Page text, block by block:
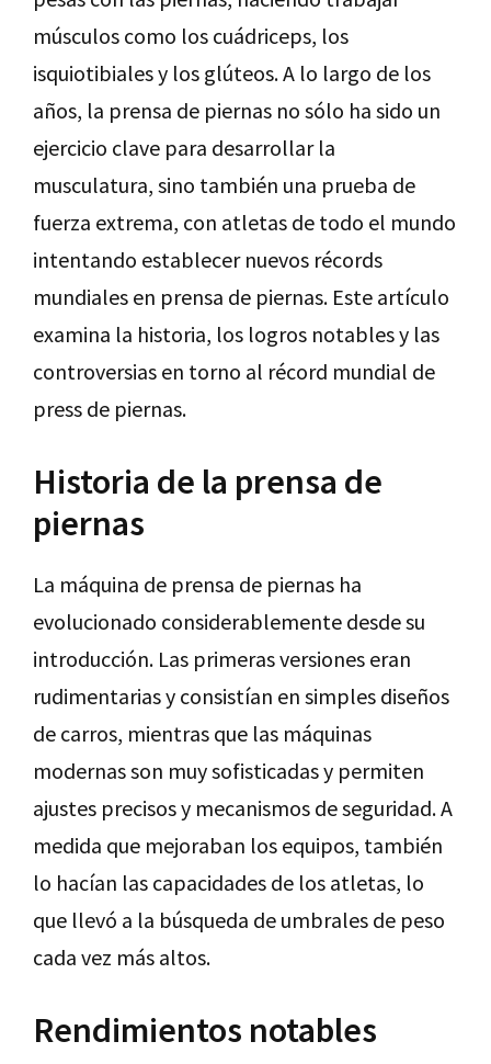
músculos como los cuádriceps, los
isquiotibiales y los glúteos. A lo largo de los
años, la prensa de piernas no sólo ha sido un
ejercicio clave para desarrollar la
musculatura, sino también una prueba de
fuerza extrema, con atletas de todo el mundo
intentando establecer nuevos récords
mundiales en prensa de piernas. Este artículo
examina la historia, los logros notables y las
controversias en torno al récord mundial de
press de piernas.
Historia de la prensa de
piernas
La máquina de prensa de piernas ha
evolucionado considerablemente desde su
introducción. Las primeras versiones eran
rudimentarias y consistían en simples diseños
de carros, mientras que las máquinas
modernas son muy sofisticadas y permiten
ajustes precisos y mecanismos de seguridad. A
medida que mejoraban los equipos, también
lo hacían las capacidades de los atletas, lo
que llevó a la búsqueda de umbrales de peso
cada vez más altos.
Rendimientos notables